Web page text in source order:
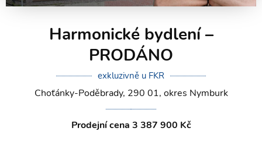
Harmonické bydlení –
PRODÁNO
exkluzivně u FKR
Choťánky-Poděbrady, 290 01, okres Nymburk
Prodejní cena 3 387 900 Kč